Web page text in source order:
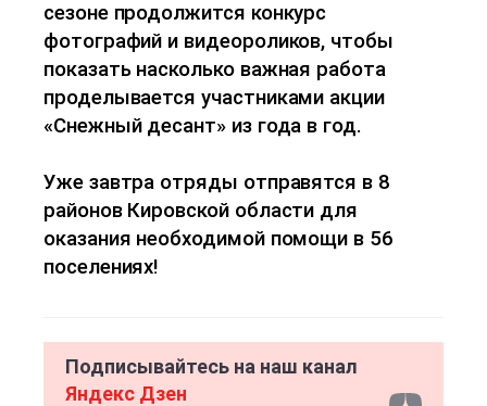
сезоне продолжится конкурс
фотографий и видеороликов, чтобы
показать насколько важная работа
проделывается участниками акции
«Снежный десант» из года в год.
Уже завтра отряды отправятся в 8
районов Кировской области для
оказания необходимой помощи в 56
поселениях!
Подписывайтесь на наш канал
Яндекс Дзен